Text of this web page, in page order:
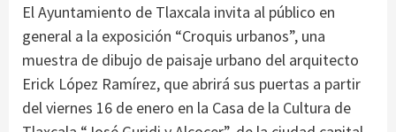
El Ayuntamiento de Tlaxcala invita al público en
general a la exposición “Croquis urbanos”, una
muestra de dibujo de paisaje urbano del arquitecto
Erick López Ramírez, que abrirá sus puertas a partir
del viernes 16 de enero en la Casa de la Cultura de